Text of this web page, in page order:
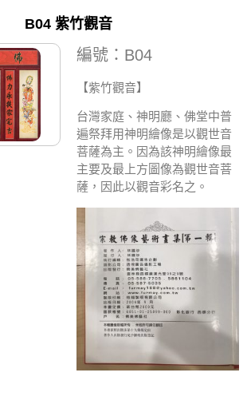
B04 紫竹觀音
編號：B04
【紫竹觀音】
台灣家庭、神明廳、佛堂中普
遍祭拜用神明繪像是以觀世音
菩薩為主。因為該神明繪像最
主要及最上方圖像為觀世音菩
薩，因此以觀音彩名之。